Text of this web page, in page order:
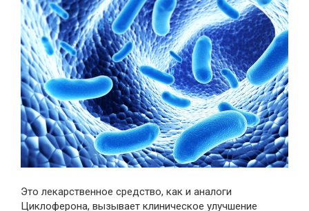
Это лекарственное средство, как и аналоги
Циклоферона, вызывает клиническое улучшение